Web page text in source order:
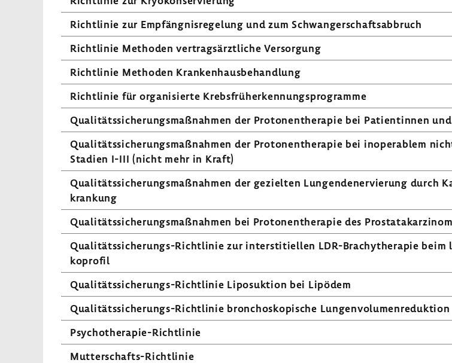
Richt­linie zur Empfäng­nis­re­ge­lung und zum Schwan­ger­schafts­ab­bruch
Richt­linie Methoden vertrags­ärzt­liche Versor­gung
Richt­linie Methoden Kran­ken­haus­be­hand­lung
Richt­linie für orga­ni­sierte Krebs­früh­erken­nungs­pro­gramme
Quali­täts­si­che­rungs­maß­nahmen der Proto­nen­the­rapie bei Pati­en­tinnen
Quali­täts­si­che­rungs­maß­nahmen der Proto­nen­the­rapie bei inope­ra­blem
Stadien I-III (nicht mehr in Kraft)
Quali­täts­si­che­rungs­maß­nahmen der gezielten Lungen­de­ner­vie­rung
kran­kung
Quali­täts­si­che­rungs­maß­nahmen bei Proto­nen­the­rapie des
Qualitätssicherungs-​Richtlinie zur inter­s­ti­ti­ellen LDR-​Brachytherapie
ko­profil
Qualitätssicherungs-​Richtlinie Lipo­suk­tion bei Lipödem
Qualitätssicherungs-​Richtlinie bron­cho­sko­pi­sche Lungen­vo­lu­men­re­duk­tion
Psychotherapie-​Richtlinie
Mutterschafts-​Richtlinie